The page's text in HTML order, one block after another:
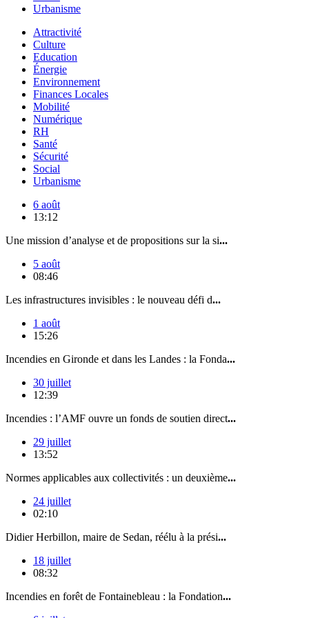
Urbanisme
Attractivité
Culture
Education
Énergie
Environnement
Finances Locales
Mobilité
Numérique
RH
Santé
Sécurité
Social
Urbanisme
6 août
13:12
Une mission d’analyse et de propositions sur la si...
5 août
08:46
Les infrastructures invisibles : le nouveau défi d...
1 août
15:26
Incendies en Gironde et dans les Landes : la Fonda...
30 juillet
12:39
Incendies : l’AMF ouvre un fonds de soutien direct...
29 juillet
13:52
Normes applicables aux collectivités : un deuxième...
24 juillet
02:10
Didier Herbillon, maire de Sedan, réélu à la prési...
18 juillet
08:32
Incendies en forêt de Fontainebleau : la Fondation...